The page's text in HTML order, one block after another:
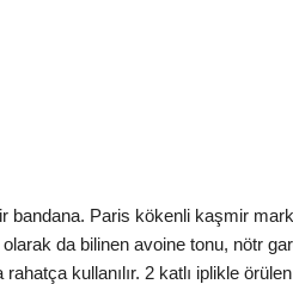
Paris kökenli kaşmir
da bilinen avoine tonu, nötr
kullanılır. 2 katlı iplikle